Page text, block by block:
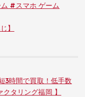
#スマホ ゲーム
】
3時間で買取！低手数
タリング福岡 】